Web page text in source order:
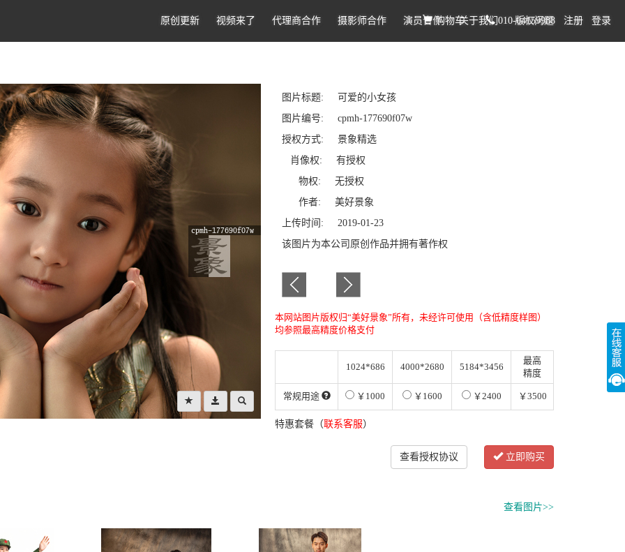
原创更新 视频来了 代理商合作 摄影师合作 演员合作 关于我们 版权问题
购物车 010-64159988 注册 登录
图片标题: 可爱的小女孩
图片编号: cpmh-177690f07w
授权方式: 景象精选
肖像权: 有授权
物权: 无授权
作者: 美好景象
上传时间: 2019-01-23
该图片为本公司原创作品并拥有著作权
本网站图片版权归“美好景象”所有，未经许可使用（含低精度样图）
均参照最高精度价格支付
1024*686 4000*2680 5184*3456
最高
精度
常规用途 ￥1000 ￥1600 ￥2400 ￥3500
特惠套餐（联系客服）
查看授权协议 立即购买
查看图片>>